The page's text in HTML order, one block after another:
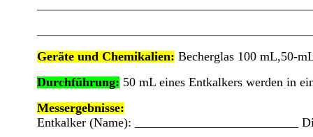
Geräte und Chemikalien: Becherglas 100 mL,50-
Durchführung: 50 mL eines Entkalkers werden in
Messergebnisse:
Entkalker (Name): __________________________